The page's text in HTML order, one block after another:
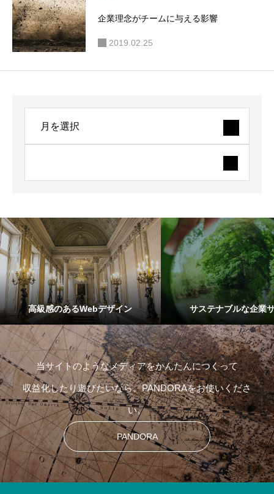
企業理念がチームに与える影響
2019.02.25
高級感のあるWebデザイン サステナブルな企業
当サイトのようなメディアをかんたんにつくって
収益化したり遊びたいなら、PANDORAをお使いくださ
い。
PANDORA